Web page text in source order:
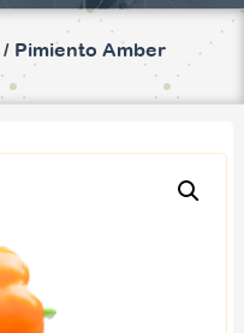
/ Pimiento Amber